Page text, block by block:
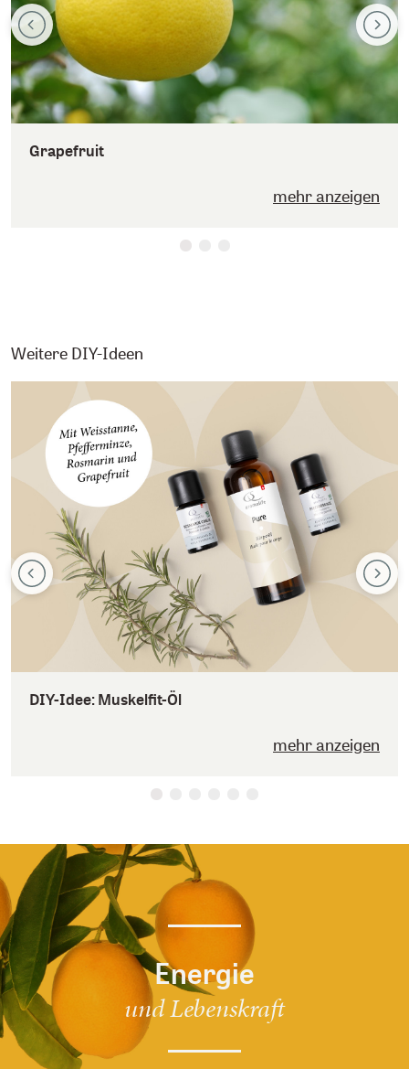
Grapefruit
mehr anzeigen
Weitere DIY-Ideen
DIY-Idee: Muskelfit-Öl
mehr anzeigen
Energie
und Lebenskraft